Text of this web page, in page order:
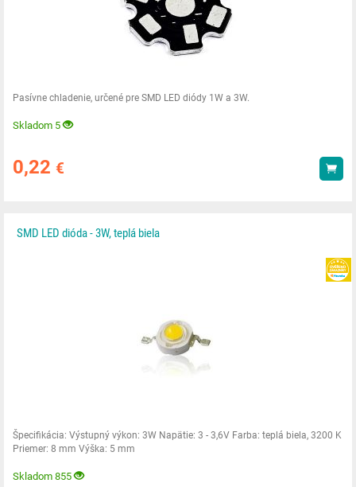
Pasívne chladenie, určené pre SMD LED diódy 1W a 3W.
Skladom 5
0,22 €
SMD LED dióda - 3W, teplá biela
Špecifikácia: Výstupný výkon: 3W Napätie: 3 - 3,6V Farba: teplá biela, 3200 K
Priemer: 8 mm Výška: 5 mm
Skladom 855